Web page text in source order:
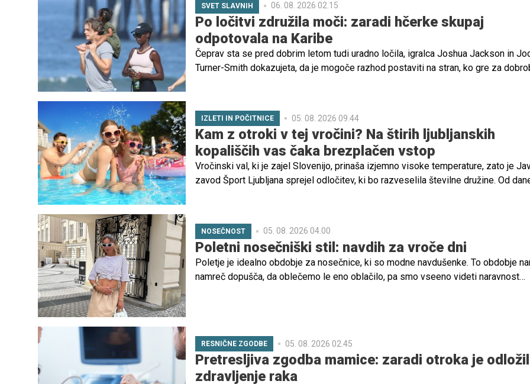
SVET SLAVNIH 06. 08. 2026 02.15
Po ločitvi združila moči: zaradi hčerke skupaj
odpotovala na Karibe
Čeprav sta se pred dobrim letom tudi uradno ločila, igralca Joshua Jackson in
Turner-Smith dokazujeta, da je mogoče razhod postaviti na stran, ko gre za
IZLETI IN POČITNICE 05. 08. 2026 09.44
Kam z otroki v tej vročini? Na štirih ljubljanskih
kopališčih vas čaka brezplačen vstop
Vročinski val, ki je zajel Slovenijo, prinaša izjemno visoke temperature, zato je
zavod Šport Ljubljana sprejel odločitev, ki bo razveselila številne družine. Od
NOSEČNOST 05. 08. 2026 04.00
Poletni nosečniški stil: navdih za vroče dni
Poletje je idealno obdobje za nosečnice, ki so modne navdušenke. To obdobje
namreč dopušča, da oblečemo le eno oblačilo, pa smo vseeno videti naravnost
RESNIČNE ZGODBE 05. 08. 2026 02.45
Pretresljiva zgodba mamice: zaradi otroka je
zdravljenje raka